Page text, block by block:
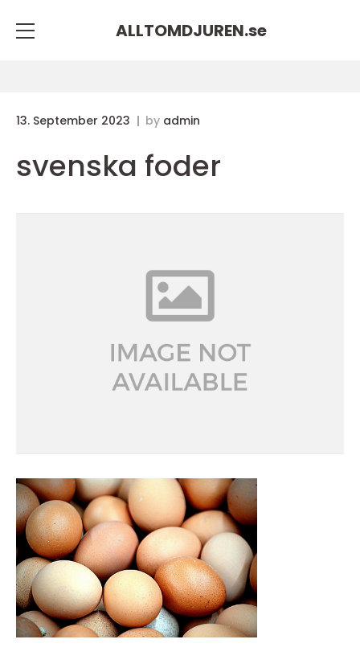
ALLTOMDJUREN.se
13. September 2023 by admin
svenska foder